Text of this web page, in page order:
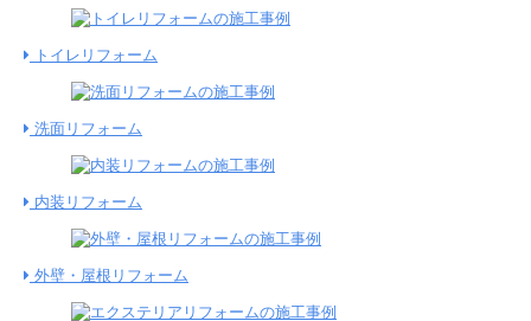
トイレリフォーム
洗面リフォーム
内装リフォーム
外壁・屋根リフォーム